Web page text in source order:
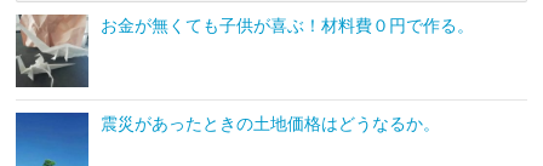
お金が無くても子供が喜ぶ！材料費０円で作る。
震災があったときの土地価格はどうなるか。